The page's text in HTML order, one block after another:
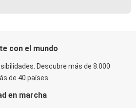
con el mundo
Descubre más de 8.000
de 40 países.
en marcha